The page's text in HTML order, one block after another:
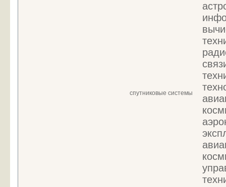
спутниковые системы